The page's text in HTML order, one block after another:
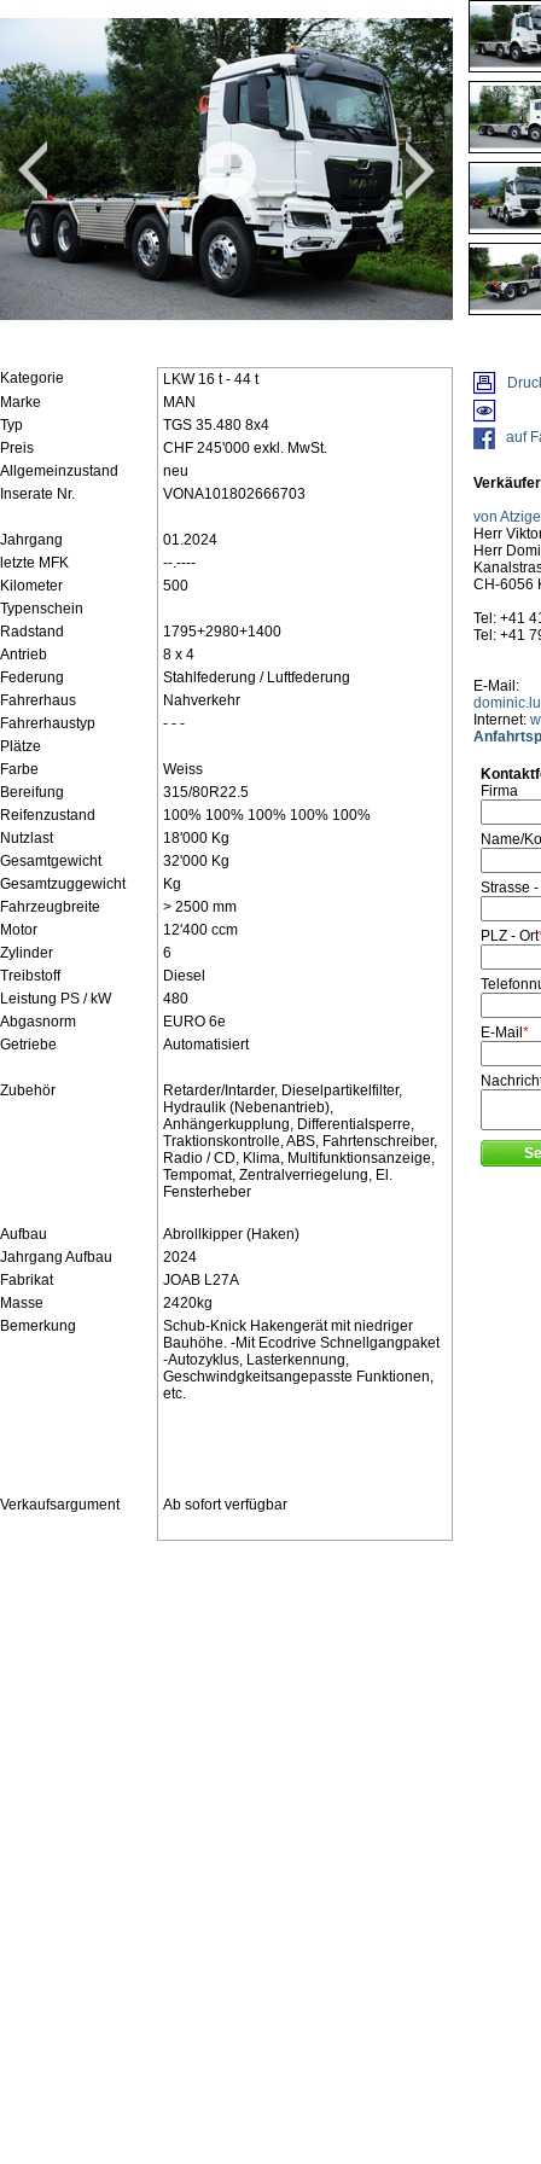
Kategorie
LKW 16 t - 44 t
Marke
MAN
Typ
TGS 35.480 8x4
Preis
CHF 245'000 exkl. MwSt.
Allgemeinzustand
neu
Inserate Nr.
VONA101802666703
Jahrgang
01.2024
letzte MFK
--.----
Kilometer
500
Typenschein
Radstand
1795+2980+1400
Antrieb
8 x 4
Federung
Stahlfederung / Luftfederung
Fahrerhaus
Nahverkehr
Fahrerhaustyp
- - -
Plätze
Farbe
Weiss
Bereifung
315/80R22.5
Reifenzustand
100% 100% 100% 100% 100%
Nutzlast
18'000 Kg
Gesamtgewicht
32'000 Kg
Gesamtzuggewicht
Kg
Fahrzeugbreite
> 2500 mm
Motor
12'400 ccm
Zylinder
6
Treibstoff
Diesel
Leistung PS / kW
480
Abgasnorm
EURO 6e
Getriebe
Automatisiert
Zubehör
Retarder/Intarder, Dieselpartikelfilter,
Hydraulik (Nebenantrieb),
Anhängerkupplung, Differentialsperre,
Traktionskontrolle, ABS, Fahrtenschreiber,
Radio / CD, Klima, Multifunktionsanzeige,
Tempomat, Zentralverriegelung, El.
Fensterheber
Aufbau
Abrollkipper (Haken)
Jahrgang Aufbau
2024
Fabrikat
JOAB L27A
Masse
2420kg
Bemerkung
Schub-Knick Hakengerät mit niedriger
Bauhöhe. -Mit Ecodrive Schnellgangpaket
-Autozyklus, Lasterkennung,
Geschwindgkeitsangepasste Funktionen,
etc.
Verkaufsargument Ab sofort verfügbar
auf
von
Herr
Herr
CH-6056
Tel: +41
Tel: +41
E-Mail:
Internet:
Firma
Name/
Strasse -
PLZ - Ort
E-Mail *